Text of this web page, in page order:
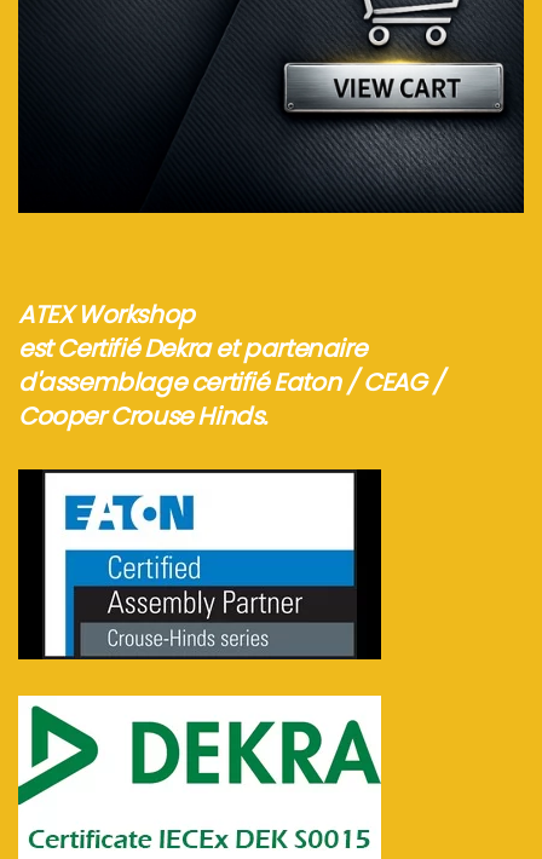
Voir plus...
ATEX Workshop
est Certifié Dekra et partenaire
d'assemblage certifié Eaton / CEAG /
Cooper Crouse Hinds.